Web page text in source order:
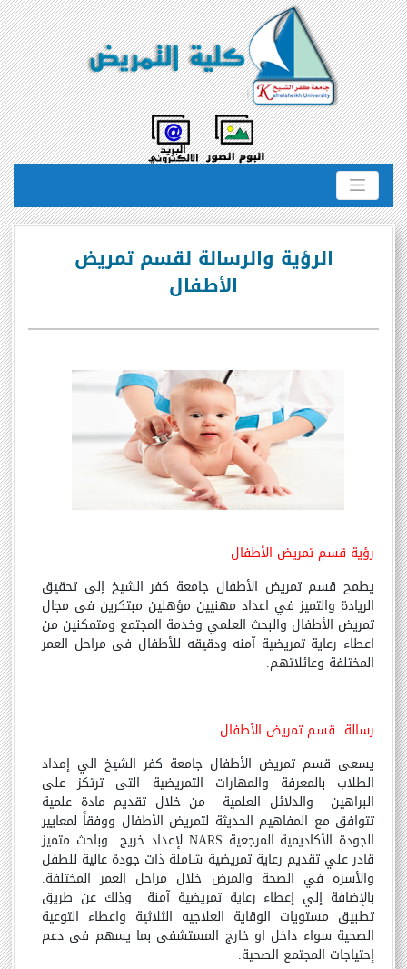
الرؤية والرسالة لقسم تمريض
الأطفال
رؤية قسم تمريض الأطفال
يطمح قسم تمريض الأطفال جامعة كفر الشيخ إلى تحقيق
الريادة والتميز في اعداد مهنيين مؤهلين مبتكرين فى مجال
تمريض الأطفال والبحث العلمي وخدمة المجتمع ومتمكنين من
اعطاء رعاية تمريضية آمنه ودقيقه للأطفال فى مراحل العمر
المختلفة وعائلاتهم.
رسالة قسم تمريض الأطفال
يسعى قسم تمريض الأطفال جامعة كفر الشيخ الي إمداد
الطلاب بالمعرفة والمهارات التمريضية التى ترتكز على
البراهين والدلائل العلمية من خلال تقديم مادة علمية
تتوافق مع المفاهيم الحديثة لتمريض الأطفال ووفقاً لمعايير
الجودة الأكاديمية المرجعية NARS لإعداد خريج وباحث متميز
قادر علي تقديم رعاية تمريضية شاملة ذات جودة عالية للطفل
والأسره في الصحة والمرض خلال مراحل العمر المختلفة.
بالإضافة إلي إعطاء رعاية تمريضية آمنة وذلك عن طريق
تطبيق مستويات الوقاية العلاجيه الثلاثية واعطاء التوعية
الصحية سواء داخل او خارج المستشفى بما يسهم فى دعم
إحتياجات المجتمع الصحية.